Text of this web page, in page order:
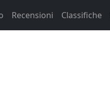
Recensioni Classifiche